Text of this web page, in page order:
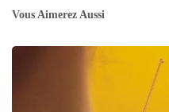
Vous Aimerez Aussi